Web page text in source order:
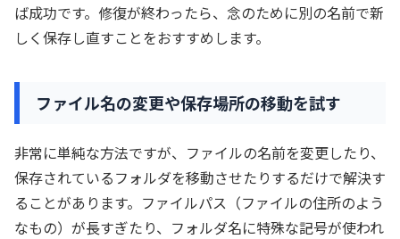
ば成功です。修復が終わったら、念のために別の名前で新
しく保存し直すことをおすすめします。
ファイル名の変更や保存場所の移動を試す
非常に単純な方法ですが、ファイルの名前を変更したり、
保存されているフォルダを移動させたりするだけで解決す
ることがあります。ファイルパス（ファイルの住所のよう
なもの）が長すぎたり、フォルダ名に特殊な記号が使われ